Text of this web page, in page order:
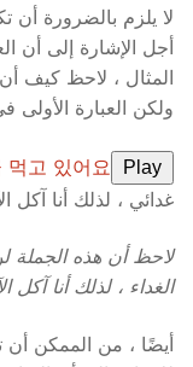
لا يلزم بالضرورة أن
أجل الإشارة إلى أن
المثال ، لاحظ كيف أن
ولكن العبارة
Play
먹고 있어요
غدائي ، لذلك أنا آكل
لاحظ أن هذه الجملة
الغداء ، لذلك أنا آكل
أيضًا ، من الممكن أن